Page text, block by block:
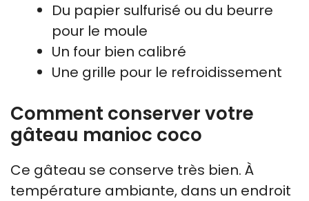
Du papier sulfurisé ou du beurre
pour le moule
Un four bien calibré
Une grille pour le refroidissement
Comment conserver votre
gâteau manioc coco
Ce gâteau se conserve très bien. À
température ambiante, dans un endroit